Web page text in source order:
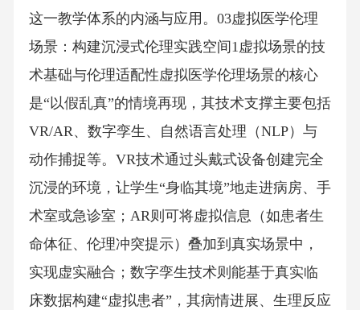
这一教学体系的内涵与应用。03虚拟医学伦理
场景：构建沉浸式伦理实践空间1虚拟场景的技
术基础与伦理适配性虚拟医学伦理场景的核心
是“以假乱真”的情境再现，其技术支撑主要包括
VR/AR、数字孪生、自然语言处理（NLP）与
动作捕捉等。VR技术通过头戴式设备创建完全
沉浸的环境，让学生“身临其境”地走进病房、手
术室或急诊室；AR则可将虚拟信息（如患者生
命体征、伦理冲突提示）叠加到真实场景中，
实现虚实融合；数字孪生技术则能基于真实临
床数据构建“虚拟患者”，其病情进展、生理反应